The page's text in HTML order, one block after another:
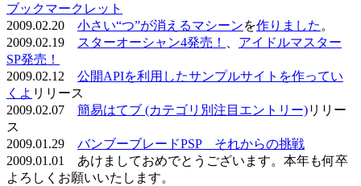
ブックマークレット
2009.02.20 小さい“つ”が消えるマシーンを作りました 。
2009.02.19
スターオーシャン4発売！
アイドルマスター
SP発売！
2009.02.12 公開APIを利用したサンプルサイトを作ってい
くよ リリース
2009.02.07 簡易はてブ (カテゴリ別注目エントリー)リリー
ス
2009.01.29 バンブーブレードPSP それからの挑戦
2009.01.01 あけましておめでとうございます。本年も何卒
よろしくお願いいたします。